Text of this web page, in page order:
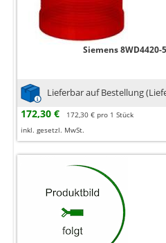
Siemens 8WD4420-
Lieferbar auf Bestellung
172,30 €
172,30 € pro 1 Stück
inkl. gesetzl. MwSt.